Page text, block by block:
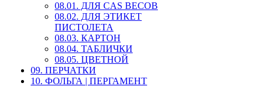
08.01. ДЛЯ CAS ВЕСОВ
08.02. ДЛЯ ЭТИКЕТ
ПИСТОЛЕТА
08.03. КАРТОН
08.04. ТАБЛИЧКИ
08.05. ЦВЕТНОЙ
09. ПЕРЧАТКИ
10. ФОЛЬГА | ПЕРГАМЕНТ